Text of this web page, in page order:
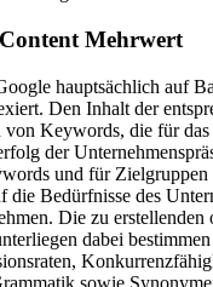
Mehrwert
hauptsächlich auf
Den Inhalt der
von Keywords, die für
der
und für Zielgruppen
die Bedürfnisse des
Die zu erstellenden
dabei
sowie